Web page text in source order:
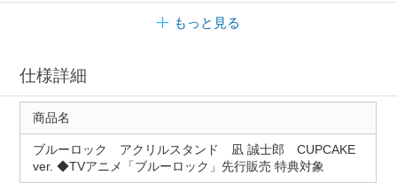
もっと見る
仕様詳細
商品名
ブルーロック アクリルスタンド 凪 誠士郎 CUPCAKE
ver. ◆TVアニメ「ブルーロック」先行販売 特典対象